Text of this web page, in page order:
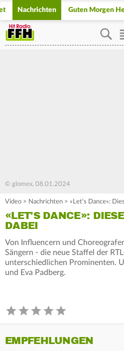
Nachrichten Guten Morgen
© glomex, 08.01.2024
Video > Nachrichten > «Let's Dance»:
«LET'S DANCE»:
DABEI
Von Influencern und
Sängern - die neue Staffel der
unterschiedlichen Prominenten.
und Eva Padberg.
EMPFEHLUNGEN